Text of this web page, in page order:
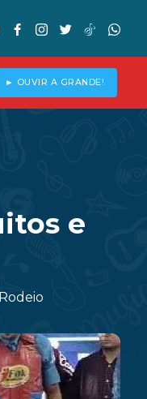
► OUVIR A GRANDE!
e